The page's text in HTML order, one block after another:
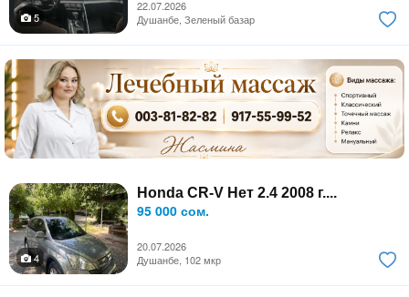
22.07.2026
5
Душанбе, Зеленый базар
Honda CR-V Нет 2.4 2008 г....
95 000 сом.
20.07.2026
4
Душанбе, 102 мкр